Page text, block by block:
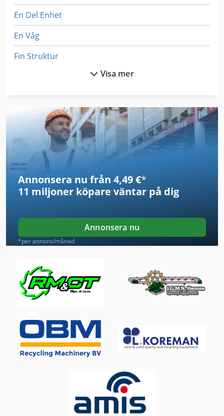
En Del Enhet
En Våg
Fin Struktur
Ga 90 Vsd
German
Idx 23
International 433
International 434
Magnetisk Separator
Nc Svarv
Separator
Sortera Bil
System För Utsug
Transport Motor
Visa mer
Annonsera nu från 4,49 €*
11 miljoner köpare väntar på dig
Annonsera nu
*per annons/månad